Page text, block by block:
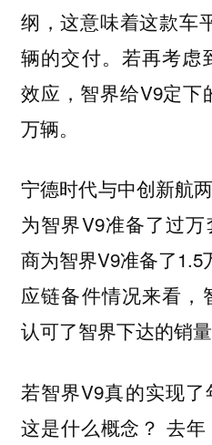
纲，这意味着这款车
辆的交付。若再考虑
效应，智界给V9定下
万辆。
宁德时代与中创新航
为智界V9准备了过
商为智界V9准备了
应链备件情况来看，
认可了智界下达的销量
若智界V9真的实现了
这是什么概念？ 去